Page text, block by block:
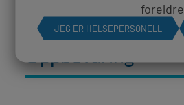
Oppbevaring
foreldre
JEG ER HELSEPERSONELL